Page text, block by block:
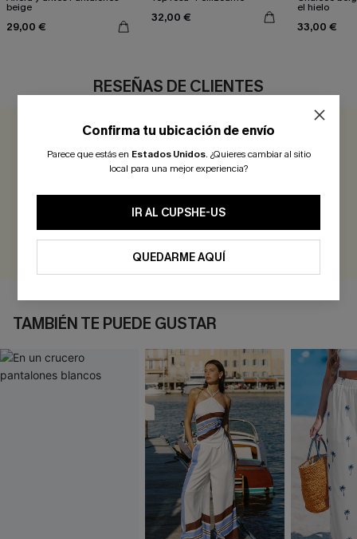
beige
29,00 €
32,00 €
el hielo
33,00 €
RESEÑAS DE CLIENTES
¡Gana más de 30 puntos por cada reseña que dejes!
EVALUAR
TAMBIÉN TE PUEDE GUSTAR
Confirma tu ubicación de envío
Parece que estás en Estados Unidos. ¿Quieres cambiar al sitio
local para una mejor experiencia?
IR AL CUPSHE-US
QUEDARME AQUÍ